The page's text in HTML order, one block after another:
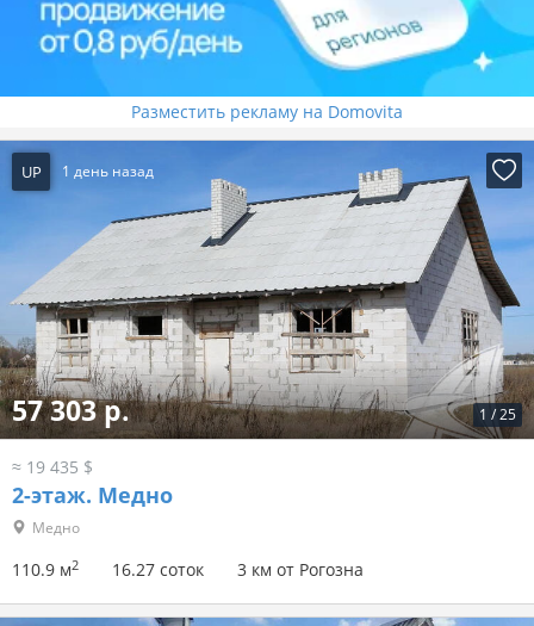
Разместить рекламу на Domovita
UP 1 день назад
1 /25
57 303 р.
≈ 19 435 $
2-этаж. Медно
Медно
110.9 м2 16.27 соток 3 км от Рогозна